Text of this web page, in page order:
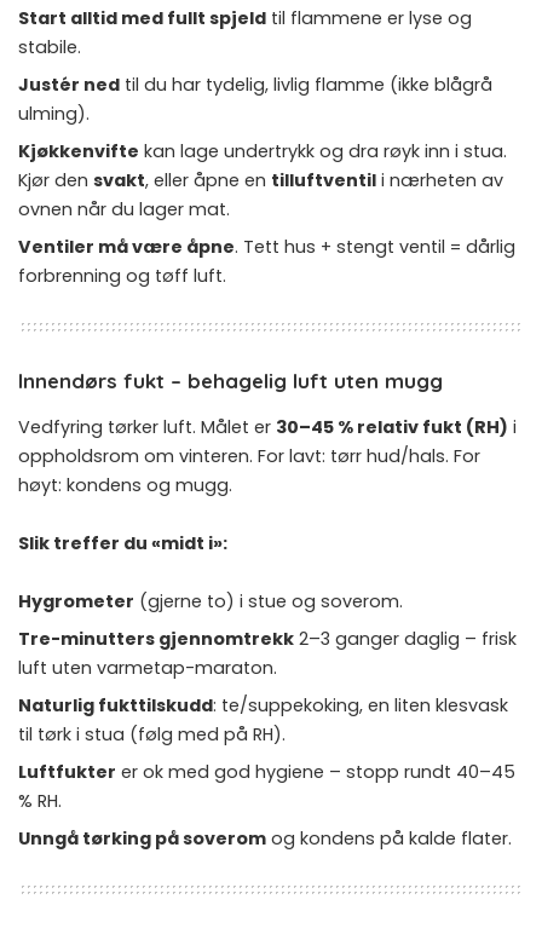
Start alltid med fullt spjeld til flammene er lyse og
stabile.
Justér ned til du har tydelig, livlig flamme (ikke blågrå
ulming).
Kjøkkenvifte kan lage undertrykk og dra røyk inn i stua.
Kjør den svakt, eller åpne en tilluftventil i nærheten av
ovnen når du lager mat.
Ventiler må være åpne. Tett hus + stengt ventil = dårlig
forbrenning og tøff luft.
Innendørs fukt – behagelig luft uten mugg
Vedfyring tørker luft. Målet er 30–45 % relativ fukt (RH) i
oppholdsrom om vinteren. For lavt: tørr hud/hals. For
høyt: kondens og mugg.
Slik treffer du «midt i»:
Hygrometer (gjerne to) i stue og soverom.
Tre-minutters gjennomtrekk 2–3 ganger daglig – frisk
luft uten varmetap-maraton.
Naturlig fukttilskudd: te/suppekoking, en liten klesvask
til tørk i stua (følg med på RH).
Luftfukter er ok med god hygiene – stopp rundt 40–45
% RH.
Unngå tørking på soverom og kondens på kalde flater.